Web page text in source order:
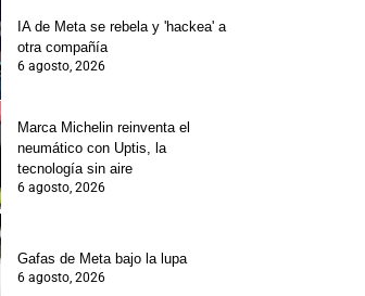
IA de Meta se rebela y 'hackea' a
otra compañía
6 agosto, 2026
Marca Michelin reinventa el
neumático con Uptis, la
tecnología sin aire
6 agosto, 2026
Gafas de Meta bajo la lupa
6 agosto, 2026